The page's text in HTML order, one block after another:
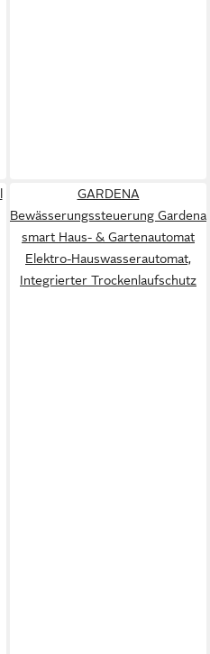
GARDENA
Bewässerungssteuerung Gardena
smart Haus- & Gartenautomat
Elektro-Hauswasserautomat,
Integrierter Trockenlaufschutz